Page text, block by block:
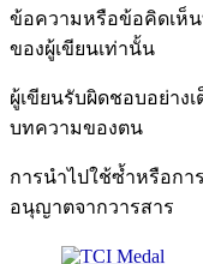
ข้อความหรือข้อคิดเห็
ของผู้เขียนเท่านั้น
ผู้เขียนรับผิดชอบอย่าง
บทความของตน
การนำไปใช้ซ้ำหรือก
อนุญาตจากวารสาร